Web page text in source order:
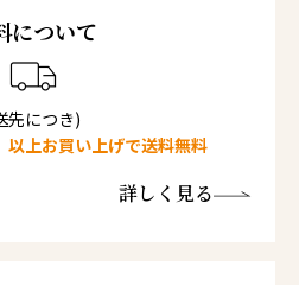
について
先につき)
上お買い上げで送料無料
詳しく見る